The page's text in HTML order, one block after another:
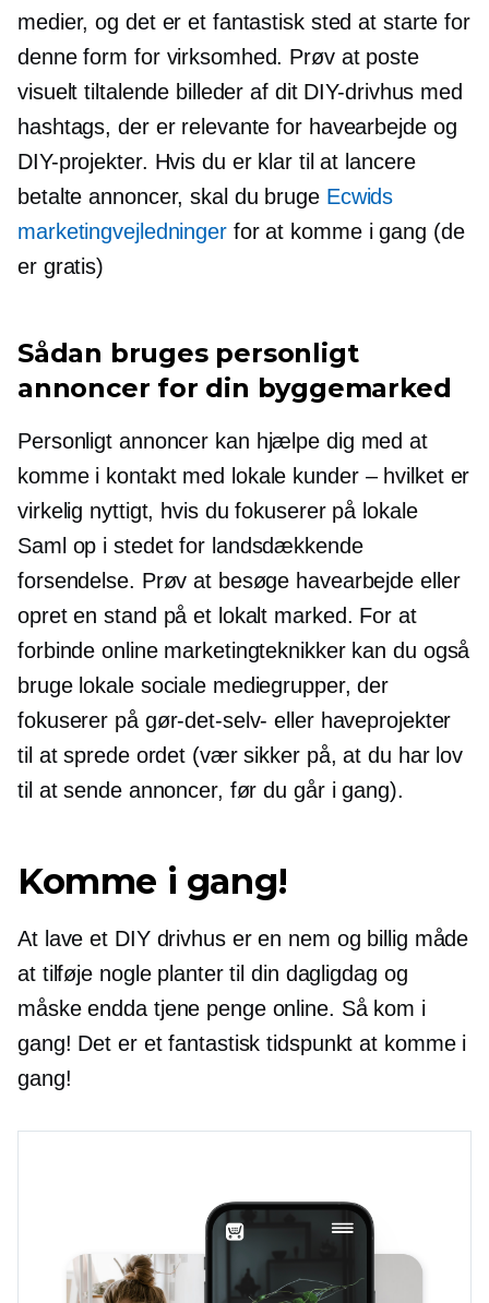
medier, og det er et fantastisk sted at starte for
denne form for virksomhed. Prøv at poste
visuelt tiltalende billeder af dit DIY-drivhus med
hashtags, der er relevante for havearbejde og
DIY-projekter. Hvis du er klar til at lancere
betalte annoncer, skal du bruge Ecwids
marketingvejledningerfor at komme i gang (de
er gratis)
Sådan bruges personligt
annoncer for din byggemarked
Personligt annoncer kan hjælpe dig med at
komme i kontakt med lokale kunder – hvilket er
virkelig nyttigt, hvis du fokuserer på lokale
Saml op i stedet for landsdækkende
forsendelse. Prøv at besøge havearbejde eller
opret en stand på et lokalt marked. For at
forbinde online marketingteknikker kan du også
bruge lokale sociale mediegrupper, der
fokuserer på gør-det-selv- eller haveprojekter
til at sprede ordet (vær sikker på, at du har lov
til at sende annoncer, før du går i gang).
Komme i gang!
At lave et DIY drivhus er en nem og billig måde
at tilføje nogle planter til din dagligdag og
måske endda tjene penge online. Så kom i
gang! Det er et fantastisk tidspunkt at komme i
gang!